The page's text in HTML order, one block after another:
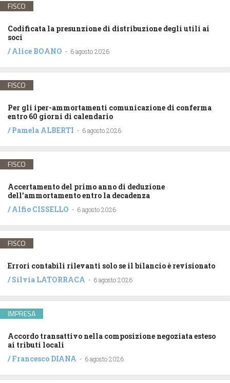
FISCO
Codificata la presunzione di distribuzione degli utili ai
soci
/Alice BOANO - 6 agosto 2026
FISCO
Per gli iper-ammortamenti comunicazione di conferma
entro 60 giorni di calendario
/Pamela ALBERTI - 6 agosto 2026
FISCO
Accertamento del primo anno di deduzione
dell’ammortamento entro la decadenza
/Alfio CISSELLO - 6 agosto 2026
FISCO
Errori contabili rilevanti solo se il bilancio è revisionato
/Silvia LATORRACA - 6 agosto 2026
IMPRESA
Accordo transattivo nella composizione negoziata esteso
ai tributi locali
/Francesco DIANA - 6 agosto 2026